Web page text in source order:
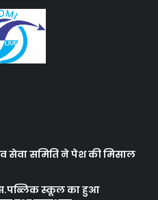
सेवा समिति ने पेश की मिसाल
स्कूल का हुआ